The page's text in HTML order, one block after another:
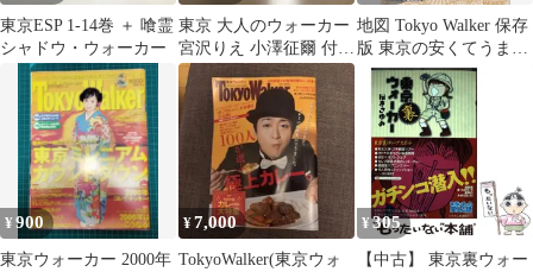
東京ESP 1-14巻 ＋ 喰霊
シャドウ・ウォーカー
東京 大人のウォーカー
宮沢りえ 小澤征爾 付録
付
地図 Tokyo Walker 保存
版 東京の安くてうまい
店 1998年12月
¥900
東京ウォーカー 2000年
¥7,000
TokyoWalker(東京ウォ
¥305
【中古】 東京裏ウォー